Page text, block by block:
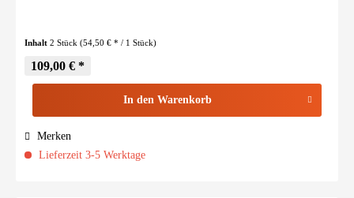
Inhalt 2 Stück (54,50 € * / 1 Stück)
109,00 € *
In den Warenkorb
Merken
Lieferzeit 3-5 Werktage